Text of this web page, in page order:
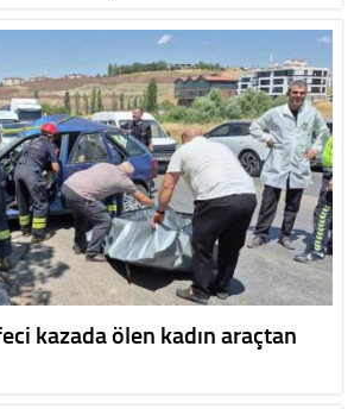
kazada ölen kadın araçtan